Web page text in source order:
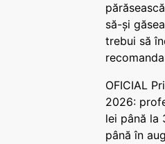
să-și
trebui să
OFICIAL
2026:
lei până la
până în